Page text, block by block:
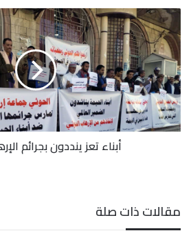
أبناء
تعز
ينددون
بجرائم
الإرهاب
الحوثي
أبناء تعز ينددون بجرائم
مقالات ذات صلة